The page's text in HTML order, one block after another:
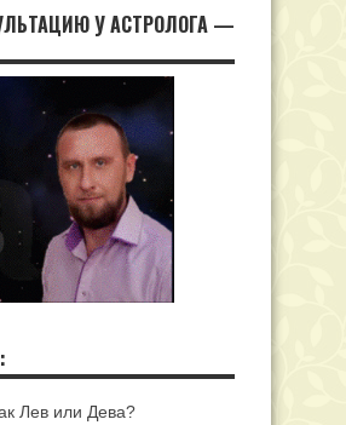
У АСТРОЛОГА —
Лев или Дева?